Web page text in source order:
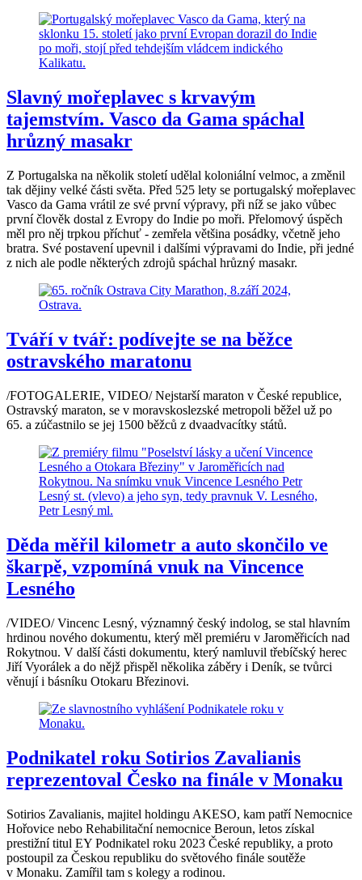
Slavný mořeplavec s krvavým
tajemstvím. Vasco da Gama spáchal
hrůzný masakr
Z Portugalska na několik století udělal koloniální velmoc, a změnil
tak dějiny velké části světa. Před 525 lety se portugalský mořeplavec
Vasco da Gama vrátil ze své první výpravy, při níž se jako vůbec
první člověk dostal z Evropy do Indie po moři. Přelomový úspěch
měl pro něj trpkou příchuť - zemřela většina posádky, včetně jeho
bratra. Své postavení upevnil i dalšími výpravami do Indie, při jedné
z nich ale podle některých zdrojů spáchal hrůzný masakr.
Tváří v tvář: podívejte se na běžce
ostravského maratonu
/FOTOGALERIE, VIDEO/ Nejstarší maraton v České republice,
Ostravský maraton, se v moravskoslezské metropoli běžel už po
65. a zúčastnilo se jej 1500 běžců z dvaadvacítky států.
Děda měřil kilometr a auto skončilo ve
škarpě, vzpomíná vnuk na Vincence
Lesného
/VIDEO/ Vincenc Lesný, významný český indolog, se stal hlavním
hrdinou nového dokumentu, který měl premiéru v Jaroměřicích nad
Rokytnou. V další části dokumentu, který namluvil třebíčský herec
Jiří Vyorálek a do nějž přispěl několika záběry i Deník, se tvůrci
věnují i básníku Otokaru Březinovi.
Podnikatel roku Sotirios Zavalianis
reprezentoval Česko na finále v Monaku
Sotirios Zavalianis, majitel holdingu AKESO, kam patří Nemocnice
Hořovice nebo Rehabilitační nemocnice Beroun, letos získal
prestižní titul EY Podnikatel roku 2023 České republiky, a proto
postoupil za Českou republiku do světového finále soutěže
v Monaku. Zamířil tam s kolegy a rodinou.